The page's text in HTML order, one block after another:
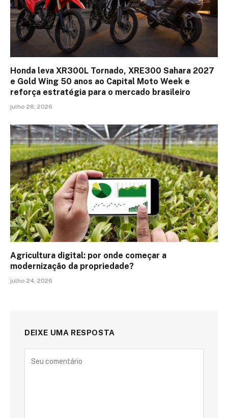
Honda leva XR300L Tornado, XRE300 Sahara 2027
e Gold Wing 50 anos ao Capital Moto Week e
reforça estratégia para o mercado brasileiro
julho 28, 2026
Agricultura digital: por onde começar a
modernização da propriedade?
julho 24, 2026
DEIXE UMA RESPOSTA